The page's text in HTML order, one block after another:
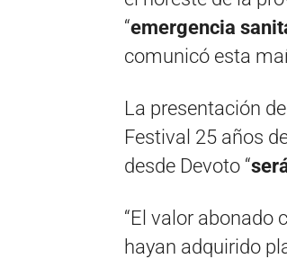
“emergencia
comunicó esta
La presentación
Festival 25 años
desde Devoto “
“El valor abonado
hayan adquirido